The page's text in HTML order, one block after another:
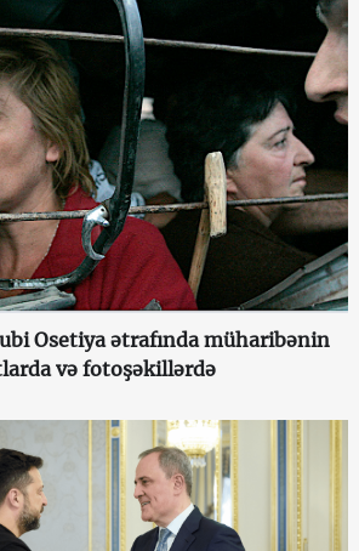
Osetiya ətrafında müharibənin
və fotoşəkillərdə